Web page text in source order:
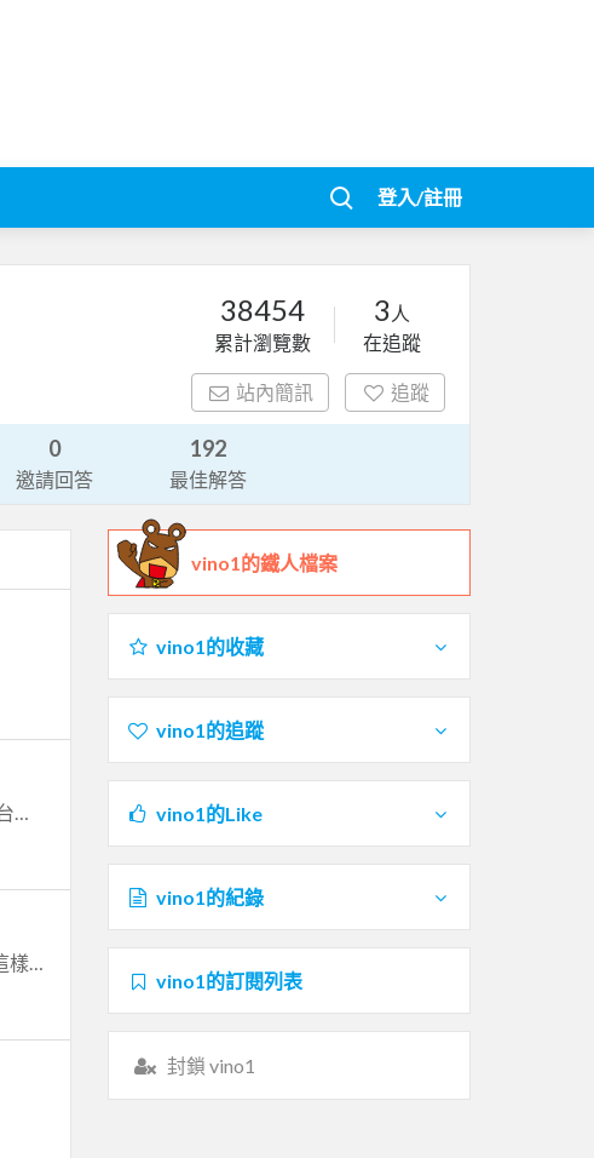
登入/註冊
38454
累計瀏覽數
3 人
在追蹤
站內簡訊 追蹤
0
邀請回答
192
最佳解答
vino1的鐵人檔案
vino1的收藏
vino1的追蹤
vino1的Like
vino1的紀錄
vino1的訂閱列表
封鎖 vino1